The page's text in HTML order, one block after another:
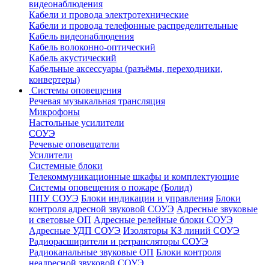
видеонаблюдения
Кабели и провода электротехнические
Кабели и провода телефонные распределительные
Кабель видеонаблюдения
Кабель волоконно-оптический
Кабель акустический
Кабельные аксессуары (разъёмы, переходники,
конвертеры)
Системы оповещения
Речевая музыкальная трансляция
Микрофоны
Настольные усилители
СОУЭ
Речевые оповещатели
Усилители
Системные блоки
Телекоммуникационные шкафы и комплектующие
Системы оповещения о пожаре (Болид)
ППУ СОУЭ Блоки индикации и управления Блоки
контроля адресной звуковой СОУЭ Адресные звуковые
и световые ОП Адресные релейные блоки СОУЭ
Адресные УДП СОУЭ Изоляторы КЗ линий СОУЭ
Радиорасширители и ретрансляторы СОУЭ
Радиоканальные звуковые ОП Блоки контроля
неадресной звуковой СОУЭ